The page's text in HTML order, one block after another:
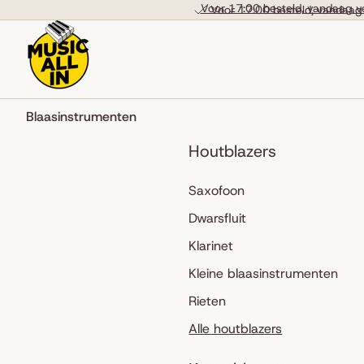
Voor 17:00 besteld,
Voor 17:00 besteld, vandaag
Blaasinstrumenten
Houtblazers
Saxofoon
Dwarsfluit
Klarinet
Kleine blaasinstrumenten
Rieten
Alle houtblazers